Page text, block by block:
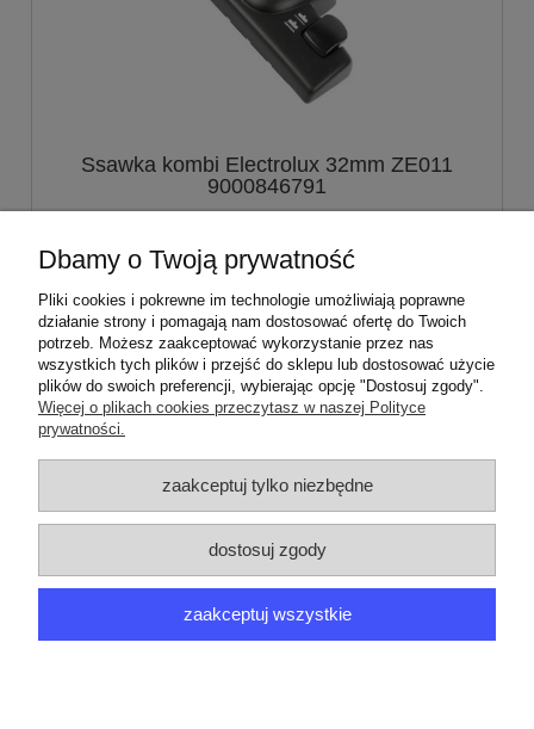
Ssawka kombi Electrolux 32mm ZE011
9000846791
59,00 zł
do koszyka
903151012 00 | ZE346
903151012 01 | ZE346
ZAMÓWIENIA
PRODUCENCI
MOJE KONTO
Dbamy o Twoją prywatność
Pliki cookies i pokrewne im technologie umożliwiają poprawne
działanie strony i pomagają nam dostosować ofertę do Twoich
potrzeb. Możesz zaakceptować wykorzystanie przez nas
wszystkich tych plików i przejść do sklepu lub dostosować użycie
plików do swoich preferencji, wybierając opcję "Dostosuj zgody".
Więcej o plikach cookies przeczytasz w naszej Polityce
prywatności.
zaakceptuj tylko niezbędne
dostosuj zgody
zaakceptuj wszystkie